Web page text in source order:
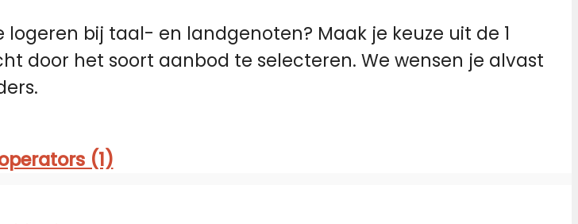
logeren bij taal- en landgenoten? Maak je keuze uit de 1
door het soort aanbod te selecteren. We wensen je alvast
(1)